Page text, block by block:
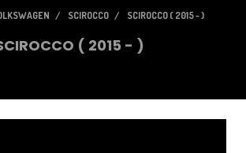
SCIROCCO SCIROCCO ( 2015 - )
( 2015 - )